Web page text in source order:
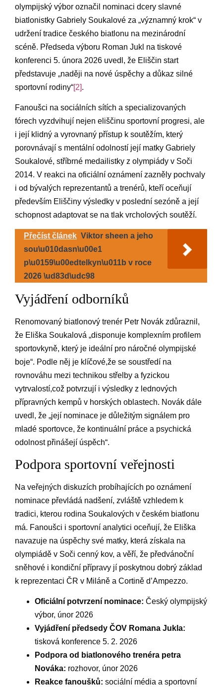
olympijský výbor označil nominaci dcery slavné
biatlonistky Gabriely Soukalové za „významný krok“ v
udržení tradice českého biatlonu na mezinárodní
scéně. Předseda výboru Roman Jukl na tiskové
konferenci 5. února 2026 uvedl, že Eliščin start
představuje „naději na nové úspěchy a důkaz silné
sportovní rodiny“[2].
Fanoušci na sociálních sítích a specializovaných
fórech vyzdvihují nejen eliščinu sportovní progresi, ale
i její klidný a vyrovnaný přístup k soutěžím, který
porovnávají s mentální odolností její matky Gabriely
Soukalové, stříbrné medailistky z olympiády v Soči
2014. V reakci na oficiální oznámení zazněly pochvaly
i od bývalých reprezentantů a trenérů, kteří oceňují
především Eliščiny výsledky v poslední sezóně a její
schopnost adaptovat se na tlak vrcholových soutěží.
Přečíst článek Viktor sheen a jeho
sou\u010dasn\u00e1
p\u0159\u00edtelkyn\u011b v roce
2026 \ud83d\udc98
Vyjádření odborníků
Renomovaný biatlonový trenér Petr Novák zdůraznil,
že Eliška Soukalová „disponuje komplexním profilem
sportovkyně, který je ideální pro náročné olympijské
boje“. Podle něj je klíčové,že se soustředí na
rovnováhu mezi technikou střelby a fyzickou
vytrvalostí,což potvrzují i výsledky z lednových
přípravných kempů v horských oblastech. Novák dále
uvedl, že „její nominace je důležitým signálem pro
mladé sportovce, že kontinuální práce a psychická
odolnost přinášejí úspěch“.
Podpora sportovní veřejnosti
Na veřejných diskuzích probíhajících po oznámení
nominace převládá nadšení, zvláště vzhledem k
tradici, kterou rodina Soukalových v českém biatlonu
má. Fanoušci i sportovní analytici oceňují, že Eliška
navazuje na úspěchy své matky, která získala na
olympiádě v Soči cenný kov, a věří, že předvánoční
sněhové i kondiční přípravy jí poskytnou dobrý základ
k reprezentaci ČR v Miláně a Cortině d’Ampezzo.
Oficiální potvrzení nominace: Český olympijský
výbor, únor 2026
Vyjádření předsedy ČOV Romana Jukla:
tisková konference 5. 2. 2026
Podpora od biatlonového trenéra petra
Nováka: rozhovor, únor 2026
Reakce fanoušků: sociální média a sportovní